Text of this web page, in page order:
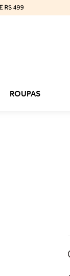
ROUPAS